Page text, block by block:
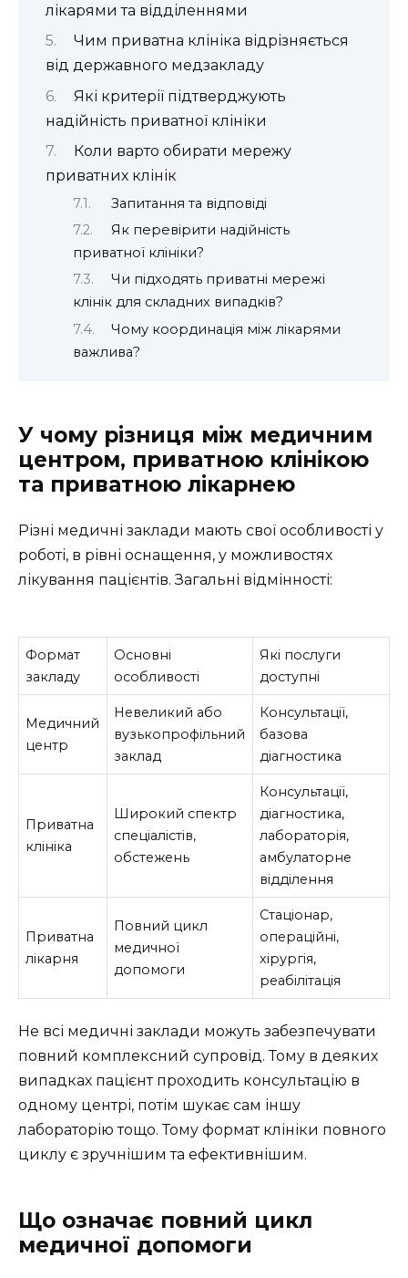
лікарями та відділеннями
Чим приватна клініка відрізняється
від державного медзакладу
Які критерії підтверджують
надійність приватної клініки
Коли варто обирати мережу
приватних клінік
Запитання та відповіді
Як перевірити надійність
приватної клініки?
Чи підходять приватні мережі
клінік для складних випадків?
Чому координація між лікарями
важлива?
У чому різниця між медичним
центром, приватною клінікою
та приватною лікарнею
Різні медичні заклади мають свої особливості у
роботі, в рівні оснащення, у можливостях
лікування пацієнтів. Загальні відмінності:
Формат
закладу
Основні
особливості
Які послуги
доступні
Медичний
центр
Невеликий або
вузькопрофільний
заклад
Консультації,
базова
діагностика
Приватна
клініка
Широкий спектр
спеціалістів,
обстежень
Консультації,
діагностика,
лабораторія,
амбулаторне
відділення
Приватна
лікарня
Повний цикл
медичної
допомоги
Стаціонар,
операційні,
хірургія,
реабілітація
Не всі медичні заклади можуть забезпечувати
повний комплексний супровід. Тому в деяких
випадках пацієнт проходить консультацію в
одному центрі, потім шукає сам іншу
лабораторію тощо. Тому формат клініки повного
циклу є зручнішим та ефективнішим.
Що означає повний цикл
медичної допомоги